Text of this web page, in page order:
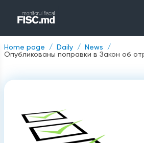
Home page Daily
News
Опубликованы поправки в Закон об